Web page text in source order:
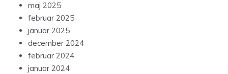
maj 2025
februar 2025
januar 2025
december 2024
februar 2024
januar 2024